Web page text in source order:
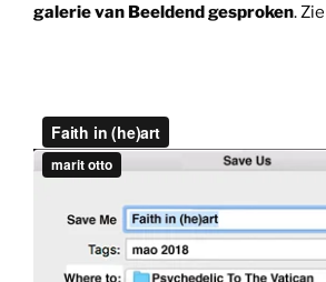
galerie van Beeldend gesproken.